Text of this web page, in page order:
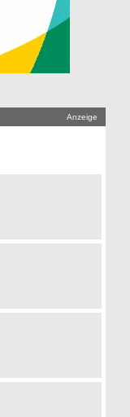
Anzeige